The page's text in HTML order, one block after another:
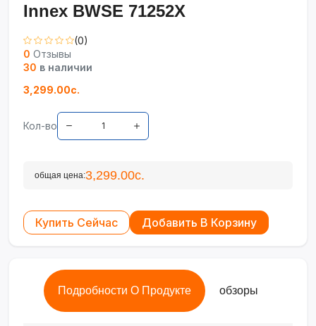
Innex BWSE 71252X
(0)
0 Отзывы
30 в наличии
3,299.00с.
Кол-во
общая цена:3,299.00с.
Купить Сейчас Добавить В Корзину
Подробности О Продукте обзоры